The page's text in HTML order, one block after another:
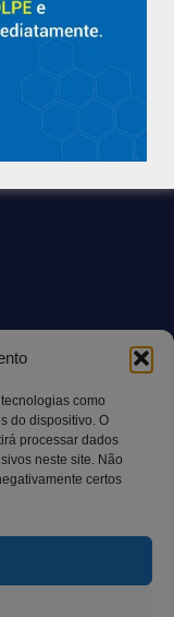
como
do dispositivo. O
processar dados
neste site. Não
certos